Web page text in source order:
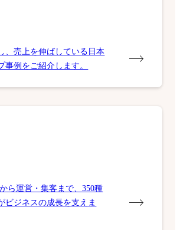
、売上を伸ばしている日本
事例をご紹介します。
ら運営・集客まで、350種
ビジネスの成長を支えま